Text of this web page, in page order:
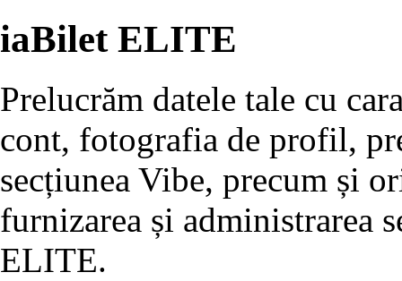
iaBilet ELITE
Prelucrăm datele tale cu
cont, fotografia de profil,
secțiunea Vibe, precum și
furnizarea și administrarea
ELITE.